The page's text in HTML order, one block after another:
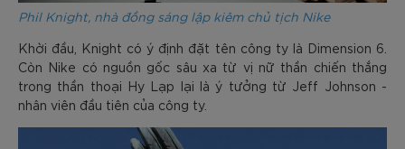
Phil Knight, nhà đồng sáng lập kiêm chủ tịch Nike
Khời đầu, Knight có ý định đặt tên công ty là Dimension 6.
Còn Nike có nguồn gốc sâu xa từ vị nữ thần chiến thắng
trong thần thoại Hy Lạp lại là ý tưởng từ Jeff Johnson -
nhân viên đầu tiên của công ty.